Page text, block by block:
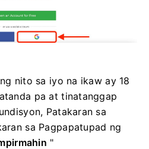
nito sa iyo na ikaw ay 18
pa at tinatanggap
Patakaran sa
sa Pagpapatupad ng
"